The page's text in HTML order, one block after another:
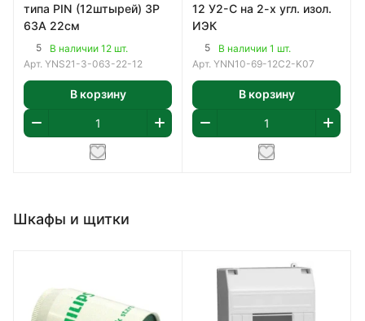
типа PIN (12штырей) 3Р
63А 22см
5
В наличии 12 шт.
Арт. YNS21-3-063-22-12
В корзину
12 У2-С на 2-х угл. изол.
ИЭК
5
В наличии 1 шт.
Арт. YNN10-69-12C2-K07
В корзину
Шкафы и щитки